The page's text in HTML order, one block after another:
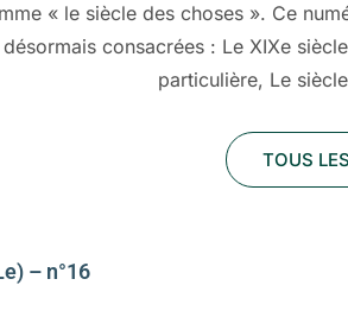
« le siècle des choses ». Ce
consacrées : Le XIXe
particulière, Le
TOUS
– n°16